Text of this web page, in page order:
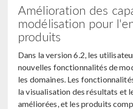
Amélioration des
modélisation pour
produits
Dans la version 6.2, les
nouvelles fonctionnalités de
les domaines. Les
la visualisation des résultats et
améliorées, et les produits